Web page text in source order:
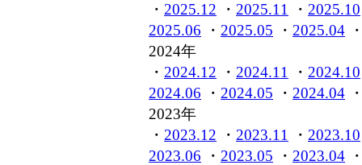
・ 2025.12 ・ 2025.11 ・ 2025.10
2025.06 ・ 2025.05 ・ 2025.04
2024年
・ 2024.12 ・ 2024.11 ・ 2024.10
2024.06 ・ 2024.05 ・ 2024.04
2023年
・ 2023.12 ・ 2023.11 ・ 2023.10
2023.06 ・ 2023.05 ・ 2023.04